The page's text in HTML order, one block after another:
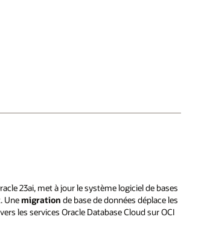
23ai, met à jour le système logiciel de bases
Une migration de base de données déplace les
les services Oracle Database Cloud sur OCI